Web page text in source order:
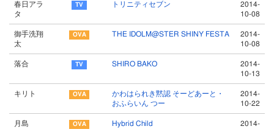
春日アラ
タ
トリニティセブン
2014-
10-08
御手洗翔
太
THE IDOLM@STER SHINY FESTA
2014-
10-08
落合 SHIRO BAKO
2014-
10-13
キリト
かわはられき黙認 そーどあーと・
おふらいん つー
2014-
10-22
月島 Hybrid Child
2014-